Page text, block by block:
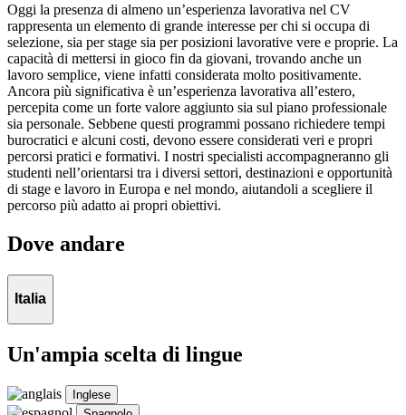
Oggi la presenza di almeno un’esperienza lavorativa nel CV
rappresenta un elemento di grande interesse per chi si occupa di
selezione, sia per stage sia per posizioni lavorative vere e proprie. La
capacità di mettersi in gioco fin da giovani, trovando anche un
lavoro semplice, viene infatti considerata molto positivamente.
Ancora più significativa è un’esperienza lavorativa all’estero,
percepita come un forte valore aggiunto sia sul piano professionale
sia personale. Sebbene questi programmi possano richiedere tempi
burocratici e alcuni costi, devono essere considerati veri e propri
percorsi pratici e formativi. I nostri specialisti accompagneranno gli
studenti nell’orientarsi tra i diversi settori, destinazioni e opportunità
di stage e lavoro in Europa e nel mondo, aiutandoli a scegliere il
percorso più adatto ai propri obiettivi.
Dove andare
Italia
Un'ampia scelta di lingue
Inglese